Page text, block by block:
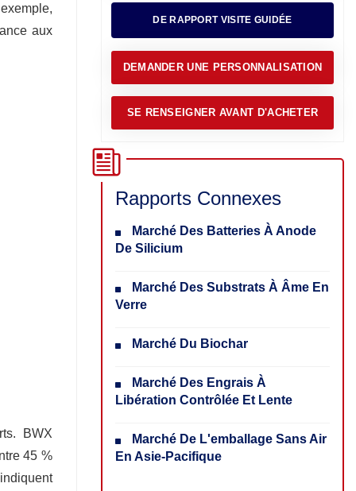
aux
BWX
45 %
DE RAPPORT VISITE GUIDÉE
DEMANDER UNE PERSONNALISATION
SE RENSEIGNER AVANT D'ACHETER
Rapports Connexes
Marché Des Batteries À Anode
De Silicium
Marché Des Substrats À Âme En
Verre
Marché Du Biochar
Marché Des Engrais À
Libération Contrôlée Et Lente
Marché De L'emballage Sans Air
En Asie-Pacifique